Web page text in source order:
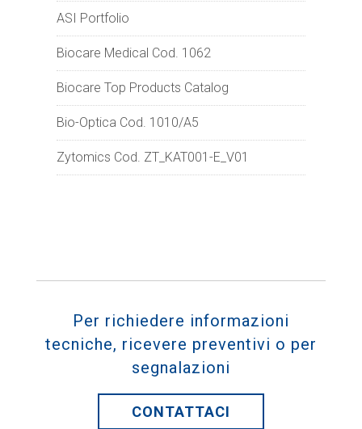
ASI Portfolio
Biocare Medical Cod. 1062
Biocare Top Products Catalog
Bio-Optica Cod. 1010/A5
Zytomics Cod. ZT_KAT001-E_V01
Per richiedere informazioni
tecniche, ricevere preventivi o per
segnalazioni
CONTATTACI